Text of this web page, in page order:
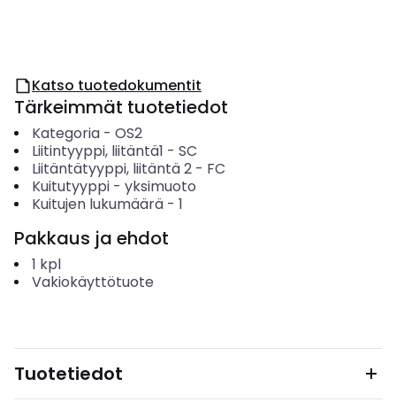
Katso tuotedokumentit
Tärkeimmät tuotetiedot
Kategoria- OS2
Liitintyyppi, liitäntä1 - SC
Liitäntätyyppi, liitäntä 2- FC
Kuitutyyppi- yksimuoto
Kuitujen lukumäärä- 1
Pakkaus ja ehdot
1 kpl
Vakiokäyttötuote
Tuotetiedot